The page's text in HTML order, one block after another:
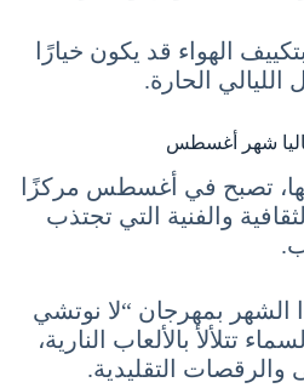
الهواء قد يكون خيارًا
الحارة.
شهر أغسطس
تصبح في أغسطس مركزًا
والفنية التي تجتذب
الشهر بمهرجان “لا نوتشي
تتلألأ بالألعاب النارية،
والرقصات التقليدية.